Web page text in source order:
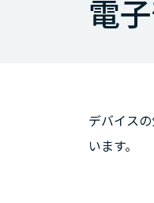
電
デバイス
います。